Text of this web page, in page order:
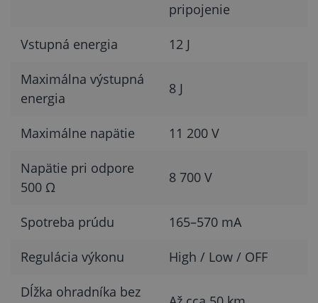
pripojenie
Vstupná energia 12 J
Maximálna výstupná
energia
8 J
Maximálne napätie 11 200 V
Napätie pri odpore
500 Ω
8 700 V
Spotreba prúdu 165–570 mA
Regulácia výkonu High / Low / OFF
Dĺžka ohradníka bez